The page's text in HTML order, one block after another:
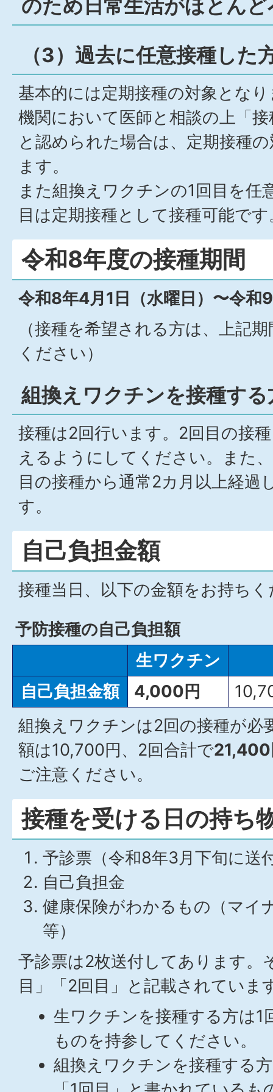
のため日常生活がほとん
（3）過去に任意接種した
基本的には定期接種の対象とな
機関において医師と相談の上「
と認められた場合は、定期接種
ます。
また組換えワクチンの1回目を任
目は定期接種として接種可能です
令和8年度の接種期間
令和8年4月1日（水曜日）〜令和
（接種を希望される方は、上記
ください）
組換えワクチンを接種する
接種は2回行います。2回目の接
えるようにしてください。また
目の接種から通常2カ月以上経過
す。
自己負担金額
接種当日、以下の金額をお持ち
予防接種の自己負担額
生ワクチン
自己負担金額
4,000円
組換えワクチンは2回の接種が必
額は10,700円、2回合計で
ご注意ください。
接種を受ける日の持ち
予診票（令和8年3月下旬に送
自己負担金
健康保険がわかるもの（マイ
等）
予診票は2枚送付してあります。
目」「2回目」と記載されていま
生ワクチンを接種する方は1
ものを持参してください。
組換えワクチンを接種する